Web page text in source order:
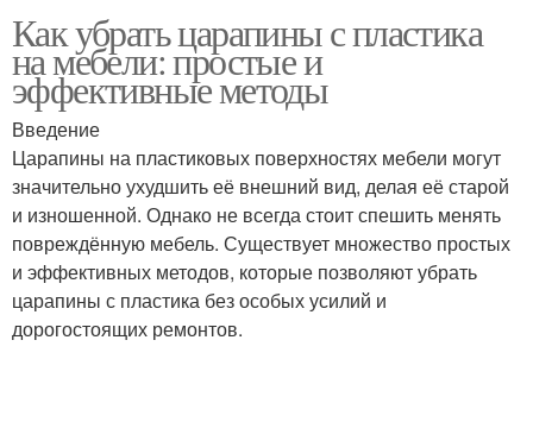
Как убрать царапины с пластика
на мебели: простые и
эффективные методы
Введение
Царапины на пластиковых поверхностях мебели могут
значительно ухудшить её внешний вид, делая её старой
и изношенной. Однако не всегда стоит спешить менять
повреждённую мебель. Существует множество простых
и эффективных методов, которые позволяют убрать
царапины с пластика без особых усилий и
дорогостоящих ремонтов.